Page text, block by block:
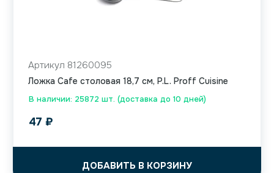
В наличии: 25872 шт. (доставка до 10 дней)
Артикул 81260095
Ложка Cafe столовая 18,7 см, P.L. Proff Cuisine
47 ₽
ДОБАВИТЬ В КОРЗИНУ